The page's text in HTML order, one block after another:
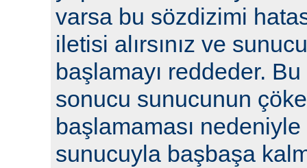
varsa bu sözdizimi
iletisi alırsınız ve
başlamayı reddeder.
sonucu sunucunun
başlamaması
sunucuyla başbaşa